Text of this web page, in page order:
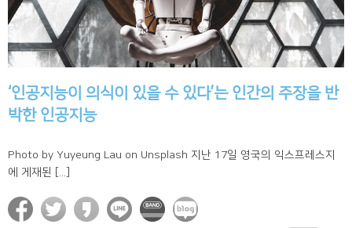
‘인공지능이 의식이 있을 수 있다’는 인간의 주장을 반
박한 인공지능
Photo by Yuyeung Lau on Unsplash 지난 17일 영국의 익스프레스지
에 게재된 [...]